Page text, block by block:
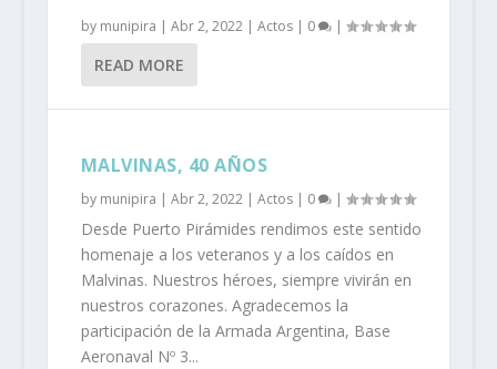
by munipira | Abr 2, 2022| Actos| 0 |
READ MORE
MALVINAS, 40 AÑOS
by munipira | Abr 2, 2022| Actos| 0 |
Desde Puerto Pirámides rendimos este sentido
homenaje a los veteranos y a los caídos en
Malvinas. Nuestros héroes, siempre vivirán en
nuestros corazones. Agradecemos la
participación de la Armada Argentina, Base
Aeronaval Nº 3...